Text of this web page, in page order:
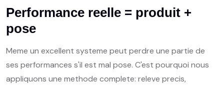
Performance reelle = produit +
pose
Meme un excellent systeme peut perdre une partie de
ses performances s'il est mal pose. C'est pourquoi nous
appliquons une methode complete: releve precis,